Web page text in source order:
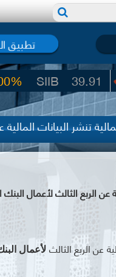
تطبيق
39.91
تنشر البيانات المالية
عن الربع الثالث لأعمال